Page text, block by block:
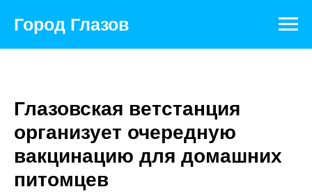
Город Глазов
Глазовская ветстанция
организует очередную
вакцинацию для домашних
питомцев